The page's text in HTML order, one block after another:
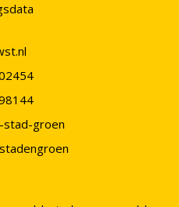
stad-groen